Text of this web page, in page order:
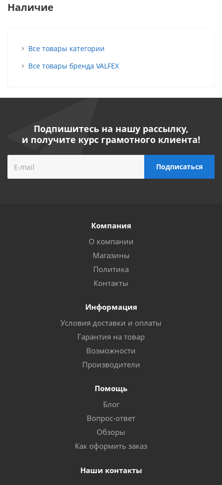
Наличие
Все товары категории
Все товары бренда VALFEX
Подпишитесь на нашу рассылку,
и получите курс грамотного клиента!
Компания
О компании
Магазины
Политика
Контакты
Информация
Условия доставки и оплаты
Гарантия на товар
Возможности
Производители
Помощь
Блог
Вопрос-ответ
Обзоры
Как оформить заказ
Наши контакты